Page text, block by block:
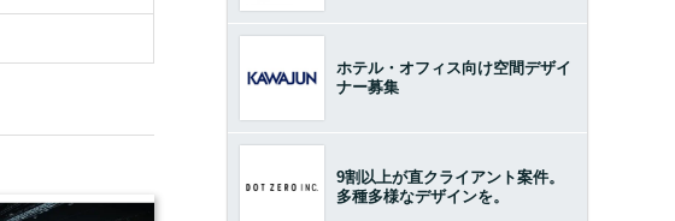
ホテル・オフィス向け空間デザイ
ナー募集
9割以上が直クライアント案件。
多種多様なデザインを。